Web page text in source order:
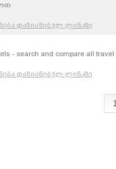
დაზიანებულ ლინკზე
- search and compare all
დაზიანებულ ლინკზე